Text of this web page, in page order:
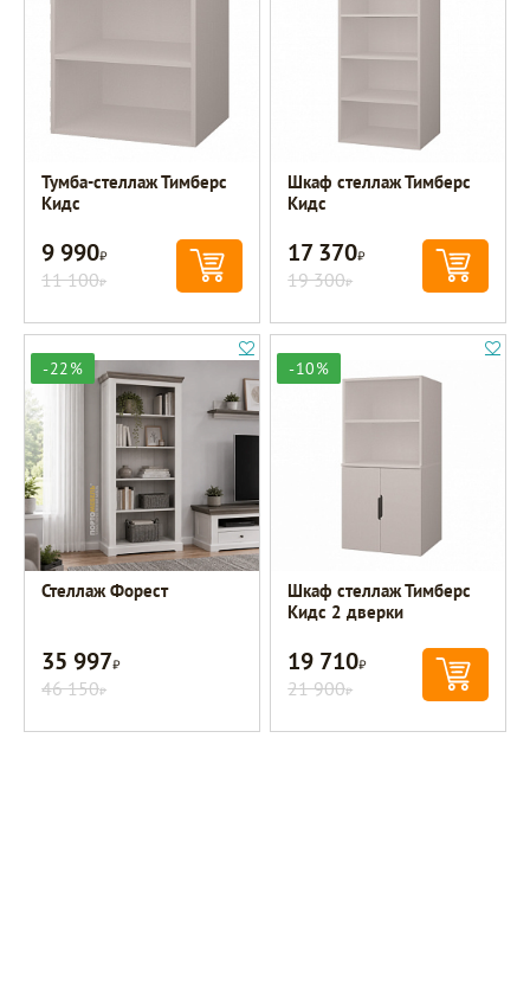
Тумба-стеллаж Тимберс
Кидс
9 990Р
11 100Р
Шкаф стеллаж Тимберс
Кидс
17 370Р
19 300Р
-22%
Стеллаж Форест
35 997Р
46 150Р
-10%
Шкаф стеллаж Тимберс
Кидс 2 дверки
19 710Р
21 900Р